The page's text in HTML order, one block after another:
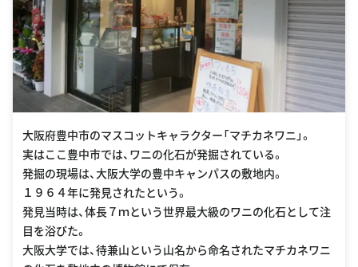
大阪府豊中市のマスコットキャラクター「マチカネワニ」。
実はここ豊中市では、ワニの化石が発掘されている。
発掘の現場は、大阪大学の豊中キャンパスの敷地内。
１９６４年に発見されたという。
発見当時は、体長７ｍという世界最大級のワニの化石として注
目を浴びた。
大阪大学では、待兼山という山名から命名されたマチカネワニ